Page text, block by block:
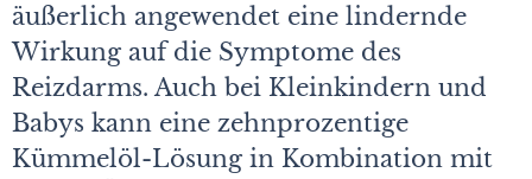
äußerlich angewendet eine lindernde
Wirkung auf die Symptome des
Reizdarms. Auch bei Kleinkindern und
Babys kann eine zehnprozentige
Kümmelöl-Lösung in Kombination mit